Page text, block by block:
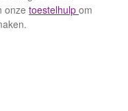
onze toestelhulp om